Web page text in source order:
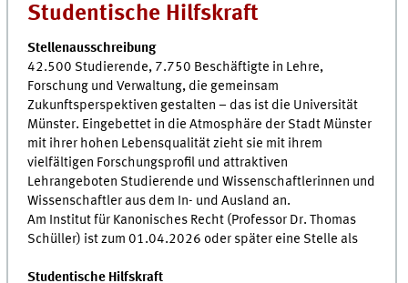
Studentische Hilfskraft
Stellenausschreibung
42.500 Studierende, 7.750 Beschäftigte in Lehre,
Forschung und Verwaltung, die gemeinsam
Zukunftsperspektiven gestalten – das ist die Universität
Münster. Eingebettet in die Atmosphäre der Stadt Münster
mit ihrer hohen Lebensqualität zieht sie mit ihrem
vielfältigen Forschungsprofil und attraktiven
Lehrangeboten Studierende und Wissenschaftlerinnen und
Wissenschaftler aus dem In- und Ausland an.
Am Institut für Kanonisches Recht (Professor Dr. Thomas
Schüller) ist zum 01.04.2026 oder später eine Stelle als
Studentische Hilfskraft